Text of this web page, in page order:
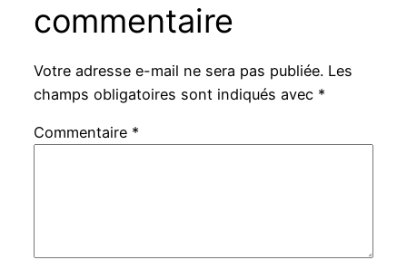
commentaire
Votre adresse e-mail ne sera pas publiée. Les
champs obligatoires sont indiqués avec *
Commentaire *